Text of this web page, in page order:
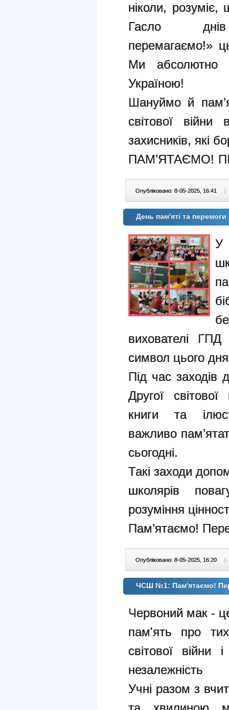
ніколи,
Гасло днів
перемагаємо!»
Ми абсолютно
Україною!
Шануймо й
світової
захисників, які
ПАМ’ЯТАЄМО!
Опубліковано: 8-05-2025, 16:41 |
День пам'яті та
У
вихователі
символ цього
Під час заходів
Другої
книги та
важливо
сьогодні.
Такі заходи
школярів
розуміння
Пам’ятаємо!
Опубліковано: 8-05-2025, 16:20 |
ЧСШ №1: Пам'ятаємо!
Червоний мак -
пам'ять про
світової війни
незалежність
Учні разом з